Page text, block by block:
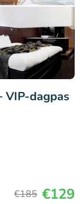
VIP-dagpas
€185 €129